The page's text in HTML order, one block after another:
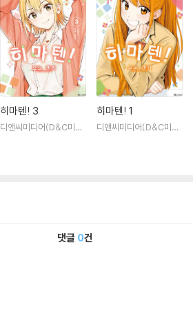
히마텐! 3
디앤씨미디어(D&C미디
히마텐! 1
디앤씨미디어(D&C미디
댓글 0건